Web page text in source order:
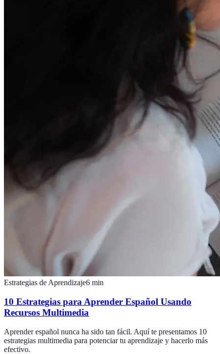
Estrategias de Aprendizaje6 min
10 Estrategias para Aprender Español Usando
Recursos Multimedia
Aprender español nunca ha sido tan fácil. Aquí te presentamos 10
estrategias multimedia para potenciar tu aprendizaje y hacerlo más
efectivo.